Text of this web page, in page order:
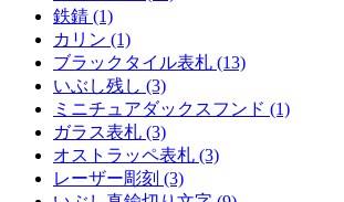
鉄錆 (1)
カリン (1)
ブラックタイル表札 (13)
いぶし残し (3)
ミニチュアダックスフンド (1)
ガラス表札 (3)
オストラッペ表札 (3)
レーザー彫刻 (3)